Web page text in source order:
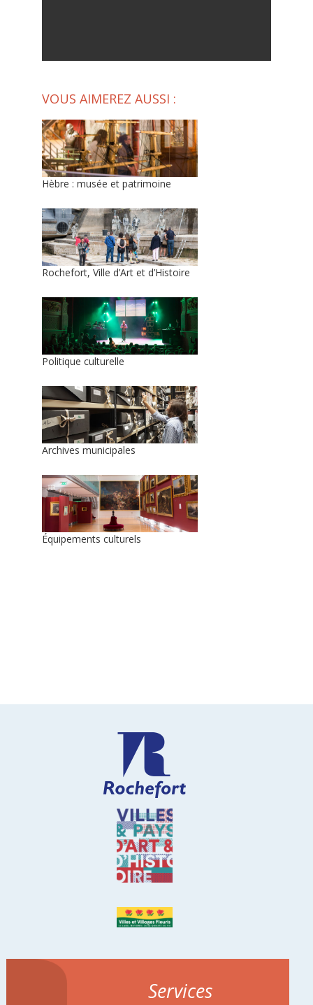
VOUS AIMEREZ AUSSI :
Hèbre : musée et patrimoine
Rochefort, Ville d’Art et d’Histoire
Politique culturelle
Archives municipales
Équipements culturels
Services